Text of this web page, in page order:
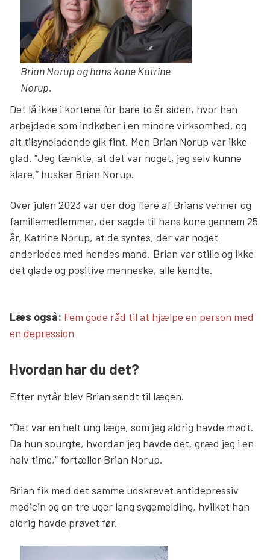
Brian Norup og hans kone Katrine
Norup.
Det lå ikke i kortene for bare to år siden, hvor han
arbejdede som indkøber i en mindre virksomhed, og
alt tilsyneladende gik fint. Men Brian Norup var ikke
glad. “Jeg tænkte, at det var noget, jeg selv kunne
klare,” husker Brian Norup.
Over julen 2023 var der dog flere af Brians venner og
familiemedlemmer, der sagde til hans kone gennem 25
år, Katrine Norup, at de syntes, der var noget
anderledes med hendes mand. Brian var stille og ikke
det glade og positive menneske, alle kendte.
Læs mere links
Læs også: Fem gode råd til at hjælpe en person med
en depression
Hvordan har du det?
Efter nytår blev Brian sendt til lægen.
“Det var en helt ung læge, som jeg aldrig havde mødt.
Da hun spurgte, hvordan jeg havde det, græd jeg i en
halv time,” fortæller Brian Norup.
Brian fik med det samme udskrevet antidepressiv
medicin og en tre uger lang sygemelding, hvilket han
aldrig havde prøvet før.